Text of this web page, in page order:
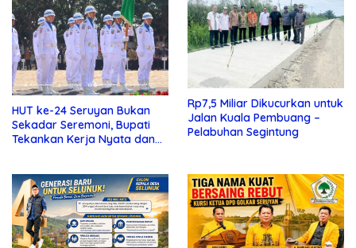
HUT ke-24 Seruyan Bukan
Sekadar Seremoni, Bupati
Tekankan Kerja Nyata dan
Rp7,5 Miliar Dikucurkan untuk
Jalan Kuala Pembuang –
Pelabuhan Segintung